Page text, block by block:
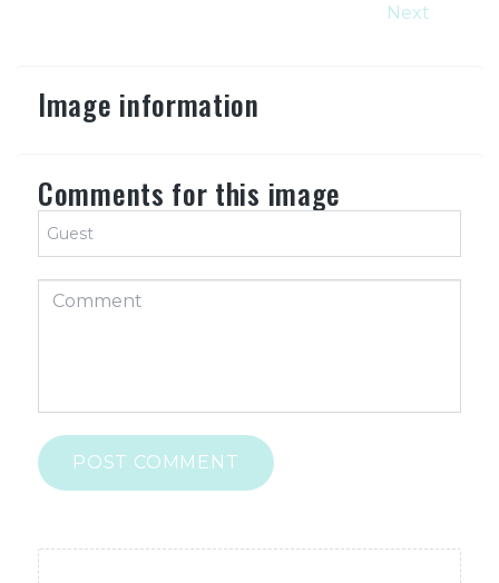
Next
Image information
Comments for this image
POST COMMENT